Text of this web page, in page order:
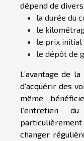
dépend de
la durée du
le
le prix initial
le dépôt de
L’avantage de
d'acquérir des
même
l’entretien
changer